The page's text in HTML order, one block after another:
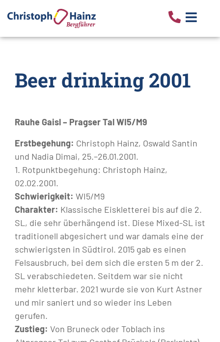
Beer drinking 2001
Rauhe Gaisl – Pragser Tal WI5/M9
Erstbegehung: Christoph Hainz, Oswald Santin
und Nadia Dimai, 25.–26.01.2001.
1. Rotpunktbegehung: Christoph Hainz,
02.02.2001.
Schwierigkeit: WI5/M9
Charakter: Klassische Eiskletterei bis auf die 2.
SL, die sehr überhängend ist. Diese Mixed-SL ist
traditionell abgesichert und war damals eine der
schwierigsten in Südtirol. 2015 gab es einen
Felsausbruch, bei dem sich die ersten 5 m der 2.
SL verabschiedeten. Seitdem war sie nicht
mehr kletterbar. 2021 wurde sie von Kurt Astner
und mir saniert und so wieder ins Leben
gerufen.
Zustieg: Von Bruneck oder Toblach ins